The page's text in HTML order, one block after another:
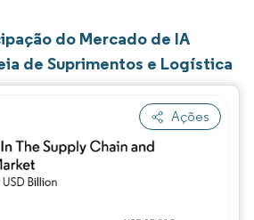
do Mercado de IA
de Suprimentos e Logística
Ações